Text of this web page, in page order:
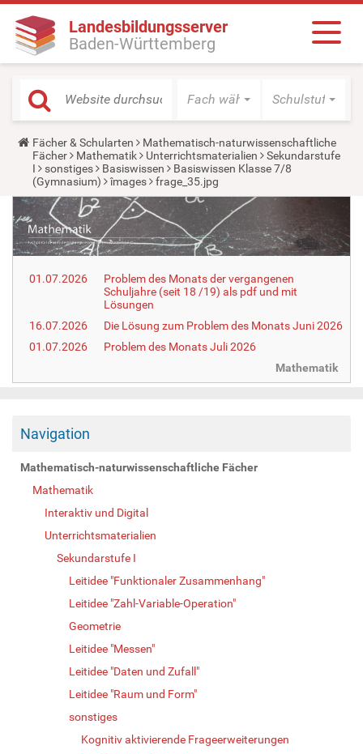
Landesbildungsserver
Baden-Württemberg
Fach wählen Schulstufe
Y
o
u
a
r
e
h
e
r
e
Fächer & Schularten
Mathematisch-naturwissenschaftliche
Fächer
Mathematik Unterrichtsmaterialien
Sekundarstufe
I
sonstiges Basiswissen
Basiswissen Klasse 7/8
(Gymnasium)
îmages frage_35.jpg
01.07.2026
Problem des Monats der vergangenen
Schuljahre (seit 18 /19) als pdf und mit
Lösungen
16.07.2026
Die Lösung zum Problem des Monats Juni 2026
01.07.2026
Problem des Monats Juli 2026
Mathematik
Navigation
Mathematisch-naturwissenschaftliche Fächer
Mathematik
Interaktiv und Digital
Unterrichtsmaterialien
Sekundarstufe I
Leitidee "Funktionaler Zusammenhang"
Leitidee "Zahl-Variable-Operation"
Geometrie
Leitidee "Messen"
Leitidee "Daten und Zufall"
Leitidee "Raum und Form"
sonstiges
Kognitiv aktivierende Frageerweiterungen